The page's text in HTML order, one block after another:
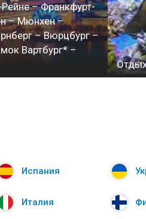
– Франкфурт-
– Мюнхен –
– Вюрцбург –
Вартбург* –
Испания
Италия